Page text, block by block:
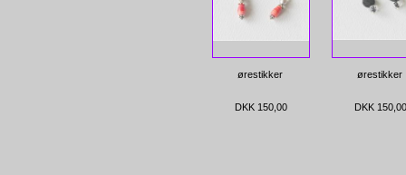
ørestikker
DKK 150,00
ørestikker
DKK 150,00